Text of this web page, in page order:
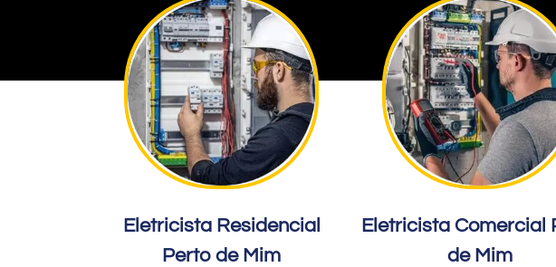
Eletricista Residencial
Perto de Mim
Eletricista Comercial
de Mim